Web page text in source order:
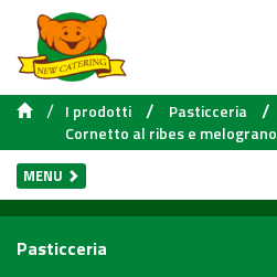
/ I prodotti / Pasticceria /
Cornetto al ribes e melograno
MENU
Pasticceria